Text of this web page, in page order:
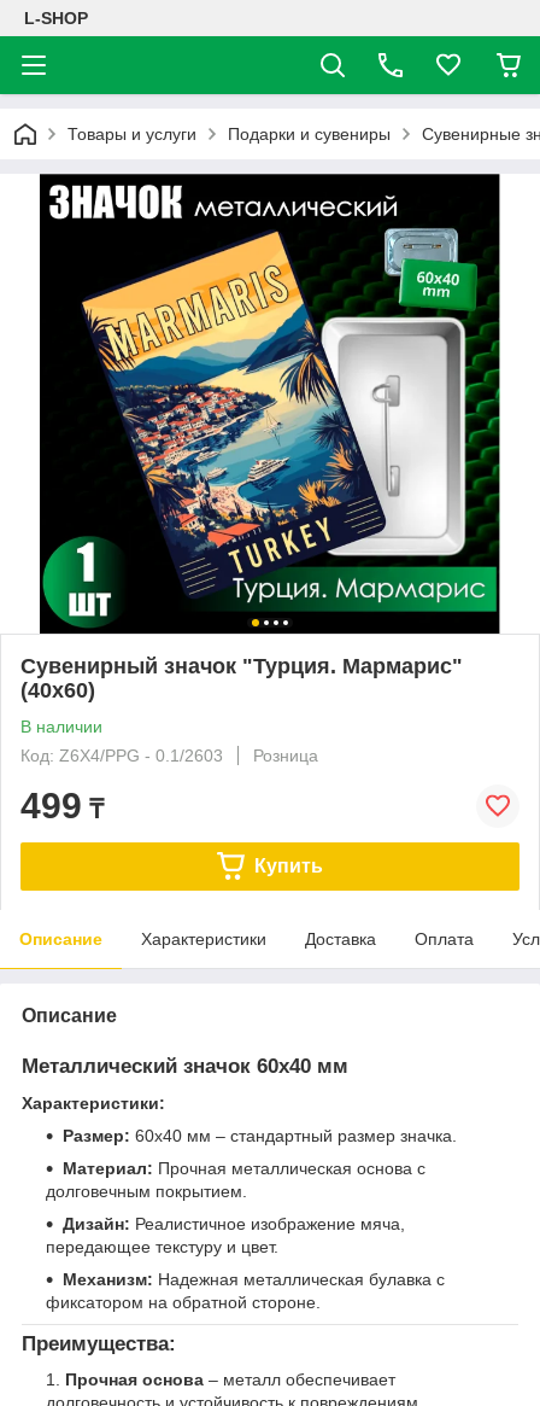
L-SHOP
Товары и услуги Подарки и сувениры Сувенирные
Сувенирный значок "Турция. Мармарис"
(40х60)
В наличии
Код: Z6X4/PPG - 0.1/2603
Розница
499 ₸
Купить
Описание Характеристики Доставка Оплата
Описание
Металлический значок 60х40 мм
Характеристики:
Размер: 60х40 мм – стандартный размер значка.
Материал: Прочная металлическая основа с
долговечным покрытием.
Дизайн: Реалистичное изображение мяча,
передающее текстуру и цвет.
Механизм: Надежная металлическая булавка с
фиксатором на обратной стороне.
Преимущества:
Прочная основа – металл обеспечивает